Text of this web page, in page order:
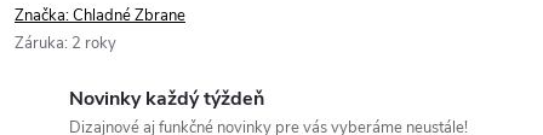
Značka:Chladné Zbrane
Záruka: 2 roky
Novinky každý týždeň
Dizajnové aj funkčné novinky pre vás vyberáme neustále!